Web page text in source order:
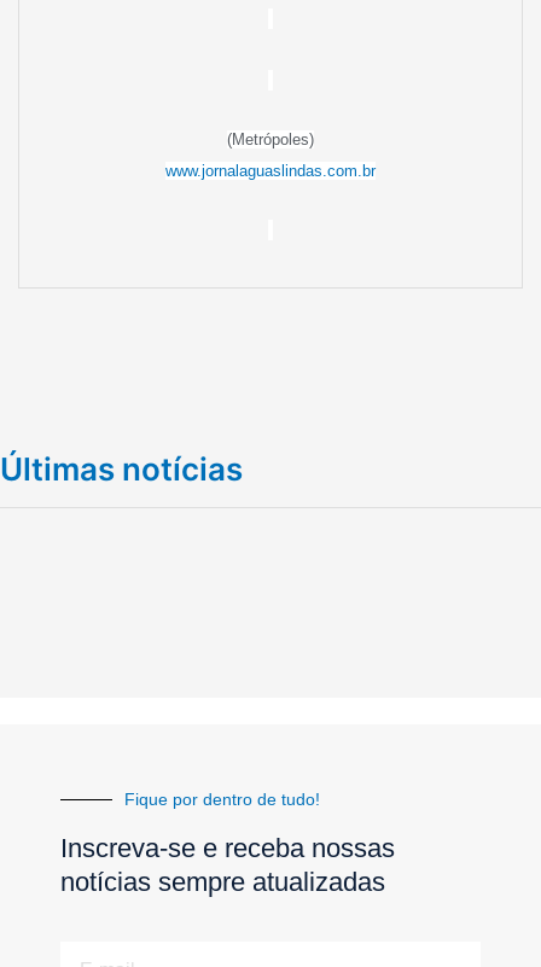
(Metrópoles)
www.jornalaguaslindas.com.br
Últimas notícias
Fique por dentro de tudo!
Inscreva-se e receba nossas
notícias sempre atualizadas